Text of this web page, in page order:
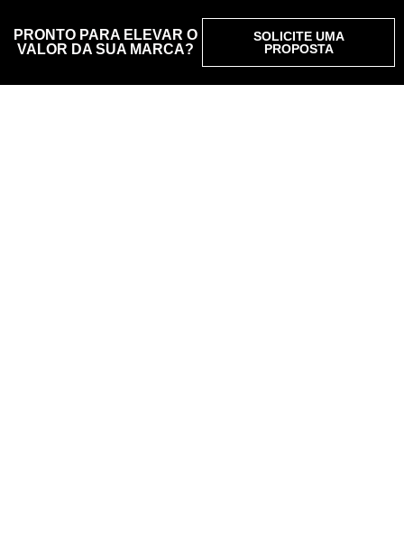
PRONTO PARA ELEVAR O
VALOR DA SUA MARCA?
SOLICITE UMA
PROPOSTA